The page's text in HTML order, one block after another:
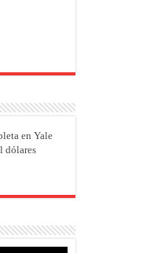
en Yale
dólares